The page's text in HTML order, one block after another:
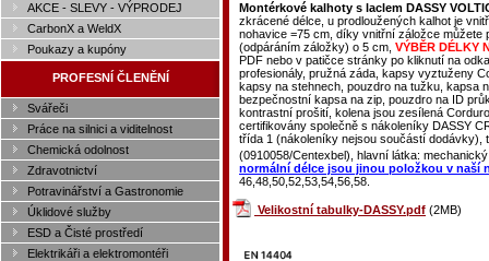
AKCE - SLEVY - VÝPRODEJ
CarbonX a WeldX
Poukazy a kupóny
PROFESNÍ ČLENĚNÍ
Svářeči
Práce na silnici a viditelnost
Chemická odolnost
Zdravotnictví
Potravinářství a Gastronomie
Úklidové služby
ESD a Čisté prostředí
Elektrikáři a elektromontéři
Montérkové kalhoty s laclem DASSY
zkrácené délce, u prodloužených kalhot je
nohavice =75 cm, díky vnitřní záložce můžete
(odpáráním záložky) o 5 cm, VÝBĚR DÉLKY
PDF nebo v patičce stránky po kliknutí na
profesionály, pružná záda, kapsy vyztuženy
kapsy na stehnech, pouzdro na tužku, kapsa
bezpečnostní kapsa na zip, pouzdro na ID
kontrastní prošití, kolena jsou zesílená
certifikovány společně s nákoleníky DASSY
třída 1 (nákoleníky nejsou součástí dodávky),
(0910058/Centexbel), hlavní látka:
normální délce jsou jinou položkou v naší
46,48,50,52,53,54,56,58.
Velikostní tabulky-DASSY.pdf (2MB)